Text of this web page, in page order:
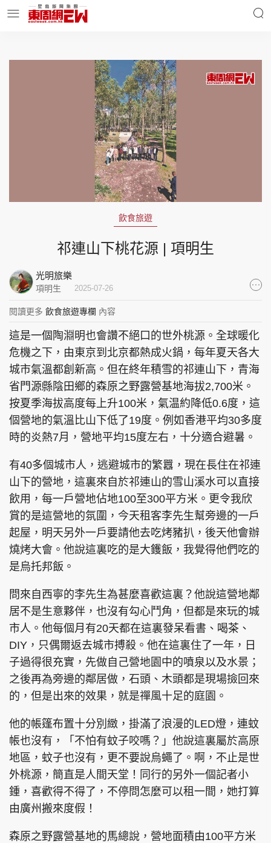
明星名人 時事財經
東周Ladies 優享生活
東周食玩通 會員活動
集團旗下品牌
東周刊 cazbuyer 東Touch
PCM 電腦廣場 星島頭條 星島日報
頭條日報 星島環球 The Standard
親子王 Oh!爸媽 JobMarket
頭條搵工 EDUPLUS
關於我們
聯絡我們
隱私政策聲明
使用條款
版權及免責聲明
Copyright © 東周網 版權所有 . 不得轉載
©Eastweek.com.hk. All rights reserved.
飲食旅遊
祁連山下桃花源 | 項明生
光明旅樂
項明生 2025-07-26
閱讀更多 飲食旅遊專欄 內容
這是一個陶淵明也會讚不絕口的世外桃源。全球暖化
危機之下，由東京到北京都熱成火鍋，每年夏天各大
城市氣溫都創新高。但在終年積雪的祁連山下，青海
省門源縣陰田鄉的森原之野露營基地海拔2,700米。
按夏季海拔高度每上升100米，氣温約降低0.6度，這
個營地的氣溫比山下低了19度。例如香港平均30多度
時的炎熱7月，營地平均15度左右，十分適合避暑。
有40多個城市人，逃避城市的繁囂，現在長住在祁連
山下的營地，這裏來自於祁連山的雪山溪水可以直接
飲用，每一戶營地佔地100至300平方米。更令我欣
賞的是這營地的氛圍，今天租客李先生幫旁邊的一戶
起屋，明天另外一戶要請他去吃烤豬扒，後天他會辦
燒烤大會。他說這裏吃的是大鑊飯，我覺得他們吃的
是烏托邦飯。
問來自西寧的李先生為甚麼喜歡這裏？他說這營地鄰
居不是生意夥伴，也沒有勾心鬥角，但都是來玩的城
市人。他每個月有20天都在這裏發呆看書、喝茶、
DIY，只偶爾返去城市搏殺。他在這裏住了一年，日
子過得很充實，先做自己營地園中的噴泉以及水景；
之後再為旁邊的鄰居做，石頭、木頭都是現場撿回來
的，但是出來的效果，就是禪風十足的庭園。
他的帳篷布置十分別緻，掛滿了浪漫的LED燈，連蚊
帳也沒有，「不怕有蚊子咬嗎？」他說這裏屬於高原
地區，蚊子也沒有，更不要說烏蠅了。啊，不止是世
外桃源，簡直是人間天堂！同行的另外一個記者小
鍾，喜歡得不得了，不停問怎麼可以租一間，她打算
由廣州搬來度假！
森原之野露營基地的馬總說，營地面積由100平方米